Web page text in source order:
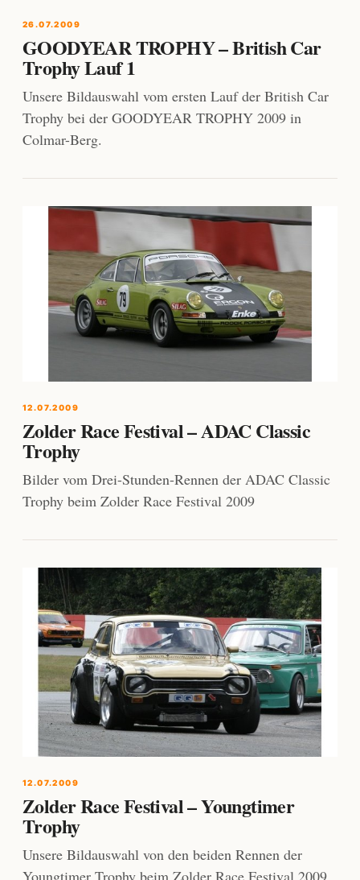
26.07.2009
GOODYEAR TROPHY – British Car
Trophy Lauf 1
Unsere Bildauswahl vom ersten Lauf der British Car
Trophy bei der GOODYEAR TROPHY 2009 in
Colmar-Berg.
12.07.2009
Zolder Race Festival – ADAC Classic
Trophy
Bilder vom Drei-Stunden-Rennen der ADAC Classic
Trophy beim Zolder Race Festival 2009
12.07.2009
Zolder Race Festival – Youngtimer
Trophy
Unsere Bildauswahl von den beiden Rennen der